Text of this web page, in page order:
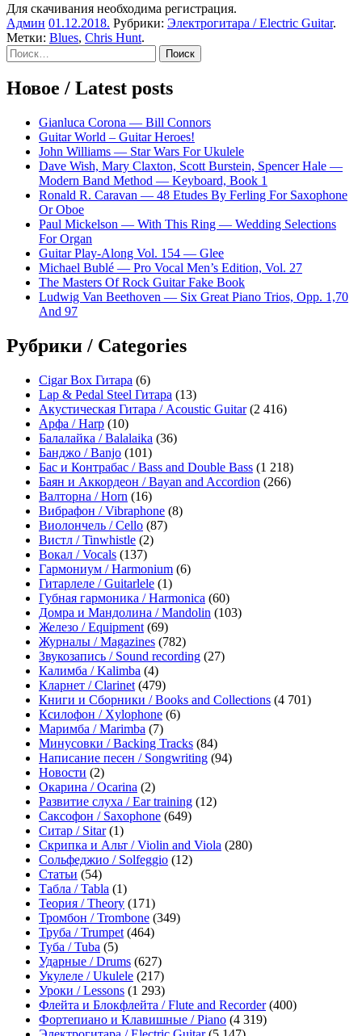
Для скачивания необходима регистрация.
Админ 01.12.2018. Рубрики: Электрогитара / Electric Guitar.
Метки: Blues, Chris Hunt.
Sidebar
Найти:
Новое / Latest posts
Gianluca Corona — Bill Connors
Guitar World – Guitar Heroes!
John Williams — Star Wars For Ukulele
Dave Wish, Mary Claxton, Scott Burstein, Spencer Hale —
Modern Band Method — Keyboard, Book 1
Ronald R. Caravan — 48 Etudes By Ferling For Saxophone
Or Oboe
Paul Mickelson — With This Ring — Wedding Selections
For Organ
Guitar Play-Along Vol. 154 — Glee
Michael Bublé — Pro Vocal Men’s Edition, Vol. 27
The Masters Of Rock Guitar Fake Book
Ludwig Van Beethoven — Six Great Piano Trios, Opp. 1,70
And 97
Рубрики / Categories
Cigar Box Гитара (6)
Lap & Pedal Steel Гитара (13)
Акустическая Гитара / Acoustic Guitar(2 416)
Арфа / Harp (10)
Балалайка / Balalaika (36)
Банджо / Banjo (101)
Бас и Контрабас / Bass and Double Bass (1 218)
Баян и Аккордеон / Bayan and Accordion (266)
Валторна / Horn (16)
Вибрафон / Vibraphone (8)
Виолончель / Cello (87)
Вистл / Tinwhistle (2)
Вокал / Vocals (137)
Гармониум / Harmonium (6)
Гитарлеле / Guitarlele (1)
Губная гармоника / Harmonica (60)
Домра и Мандолина / Mandolin (103)
Железо / Equipment (69)
Журналы / Magazines (782)
Звукозапись / Sound recording (27)
Калимба / Kalimba (4)
Кларнет / Clarinet (479)
Книги и Сборники / Books and Collections (4 701)
Ксилофон / Xylophone (6)
Маримба / Marimba (7)
Минусовки / Backing Tracks (84)
Написание песен / Songwriting (94)
Новости (2)
Окарина / Ocarina (2)
Развитие слуха / Ear training (12)
Саксофон / Saxophone (649)
Ситар / Sitar(1)
Скрипка и Альт / Violin and Viola (280)
Сольфеджио / Solfeggio (12)
Статьи (54)
Табла / Tabla (1)
Теория / Theory (171)
Тромбон / Trombone (349)
Труба / Trumpet (464)
Туба / Tuba (5)
Ударные / Drums (627)
Укулеле / Ukulele (217)
Уроки / Lessons (1 293)
Флейта и Блокфлейта / Flute and Recorder(400)
Фортепиано и Клавишные / Piano (4 319)